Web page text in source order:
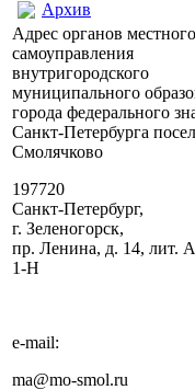
Архив
Адрес органов местного
самоуправления
внутригородского
муниципального
города федерального
Санкт-Петербурга
Смолячково
197720
Санкт-Петербург,
г. Зеленогорск,
пр. Ленина, д. 14, лит.
1-Н
e-mail:
ma@mo-smol.ru